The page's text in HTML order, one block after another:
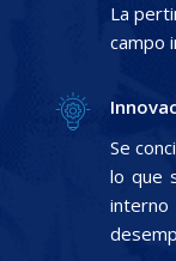
La
campo
Se
lo que